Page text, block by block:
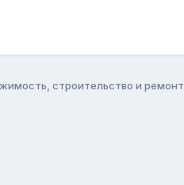
строительство и ремонт